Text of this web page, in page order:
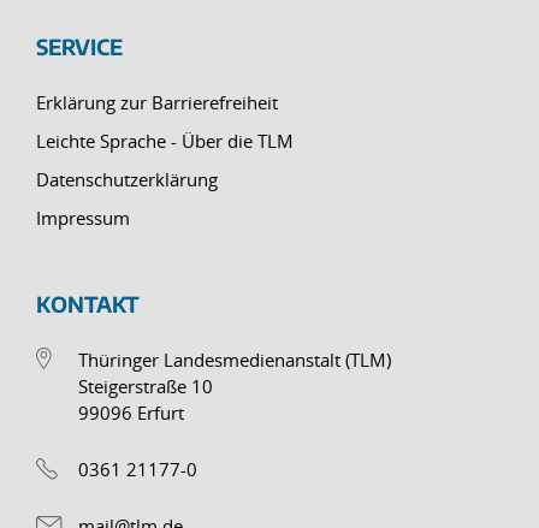
SERVICE
Erklärung zur Barrierefreiheit
Leichte Sprache - Über die TLM
Datenschutzerklärung
Impressum
KONTAKT
Thüringer Landesmedienanstalt (TLM)
Steigerstraße 10
99096 Erfurt
0361 21177-0